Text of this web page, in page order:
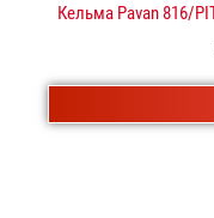
Кельма Pavan 816/